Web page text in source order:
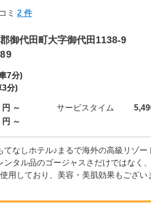
3.5
ミ 2 件
御代田町大字御代田1138-9
7分)
3分)
～ サービスタイム
～
なしホテル♪まるで海外の高級リゾー
タル品のゴージャスさだけではなく
用しており、美容・美肌効果もござい